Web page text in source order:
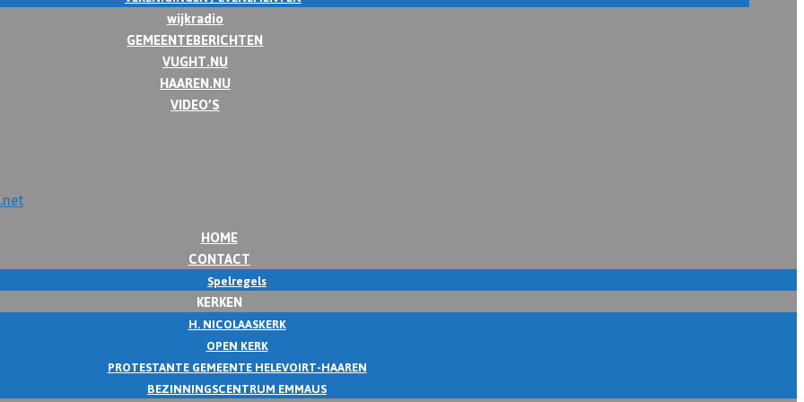
wijkradio
GEMEENTEBERICHTEN
VUGHT.NU
HAAREN.NU
VIDEO’S
HOME
CONTACT
Spelregels
KERKEN
H. NICOLAASKERK
OPEN KERK
PROTESTANTE GEMEENTE HELEVOIRT-HAAREN
BEZINNINGSCENTRUM EMMAUS